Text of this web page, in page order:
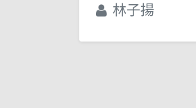
林子揚